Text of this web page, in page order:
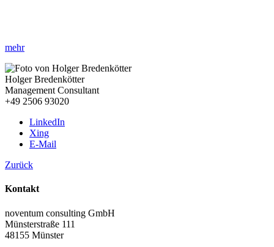
mehr
Holger Bredenkötter
Management Consultant
+49 2506 93020
LinkedIn
Xing
E-Mail
Zurück
Kontakt
noventum consulting GmbH
Münsterstraße 111
48155 Münster